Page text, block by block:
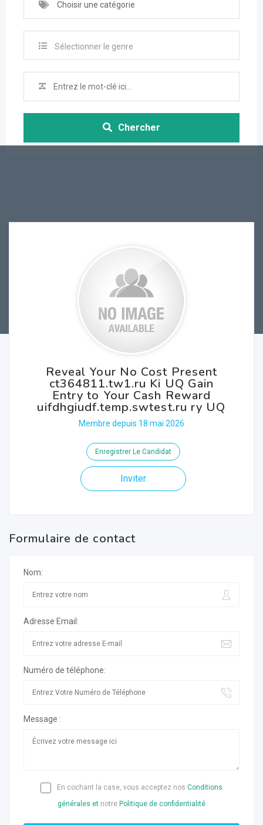
Choisir une catégorie
Sélectionner le genre
Chercher
Reveal Your No Cost Present
ct364811.tw1.ru Ki UQ Gain
Entry to Your Cash Reward
uifdhgiudf.temp.swtest.ru ry UQ
Membre depuis 18 mai 2026
Enregistrer Le Candidat
Inviter
Formulaire de contact
Nom:
Adresse Email:
Numéro de téléphone:
Message :
En cochant la case, vous acceptez nos Conditions
générales et notre Politique de confidentialité